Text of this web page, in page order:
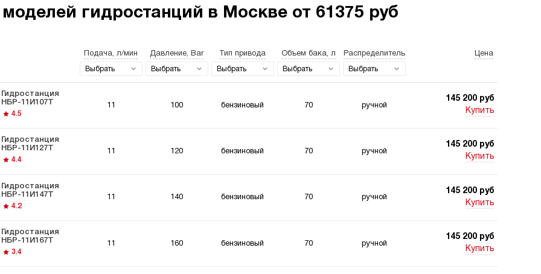
220
Гидростанции
мощностью 5 кВт
Гидростанции для свай
Двухпоточные
гидростанции
для
для
моделей гидростанций в Москве от 61375 руб
Подача, л/мин
Выбрать
Давление, Bar
Выбрать
Тип привода
Выбрать
Объем бака, л
Выбрать
Распределитель
Выбрать
Цена
Гидростанция
НБР-11И107Т
4.5
145 200 руб
Купить
11 100 бензиновый 70 ручной
Гидростанция
НБР-11И127Т
4.4
145 200 руб
Купить
11 120 бензиновый 70 ручной
Гидростанция
НБР-11И147Т
4.2
145 200 руб
Купить
140 бензиновый 70 ручной
Гидростанция
НБР-11И167Т
3.4
145 200 руб
Купить
11 160 бензиновый 70 ручной